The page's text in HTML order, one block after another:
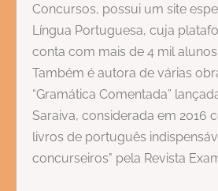
Concursos, possui um site
Língua Portuguesa, cuja
conta com mais de 4 mil
Também é autora de várias
“Gramática Comentada”
Saraiva, considerada em 2016
livros de português
concurseiros" pela Revista